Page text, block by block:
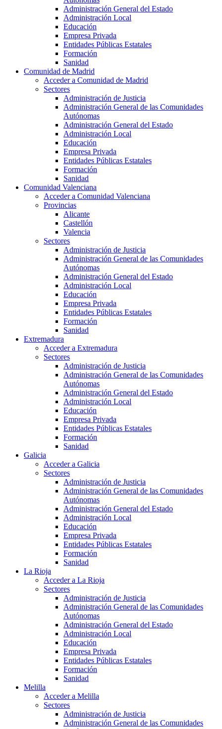
Administración General del Estado
Administración Local
Educación
Empresa Privada
Entidades Públicas Estatales
Formación
Sanidad
Comunidad de Madrid
Acceder a Comunidad de Madrid
Sectores
Administración de Justicia
Administración General de las Comunidades
Autónomas
Administración General del Estado
Administración Local
Educación
Empresa Privada
Entidades Públicas Estatales
Formación
Sanidad
Comunidad Valenciana
Acceder a Comunidad Valenciana
Provincias
Alicante
Castellón
Valencia
Sectores
Administración de Justicia
Administración General de las Comunidades
Autónomas
Administración General del Estado
Administración Local
Educación
Empresa Privada
Entidades Públicas Estatales
Formación
Sanidad
Extremadura
Acceder a Extremadura
Sectores
Administración de Justicia
Administración General de las Comunidades
Autónomas
Administración General del Estado
Administración Local
Educación
Empresa Privada
Entidades Públicas Estatales
Formación
Sanidad
Galicia
Acceder a Galicia
Sectores
Administración de Justicia
Administración General de las Comunidades
Autónomas
Administración General del Estado
Administración Local
Educación
Empresa Privada
Entidades Públicas Estatales
Formación
Sanidad
La Rioja
Acceder a La Rioja
Sectores
Administración de Justicia
Administración General de las Comunidades
Autónomas
Administración General del Estado
Administración Local
Educación
Empresa Privada
Entidades Públicas Estatales
Formación
Sanidad
Melilla
Acceder a Melilla
Sectores
Administración de Justicia
Administración General de las Comunidades